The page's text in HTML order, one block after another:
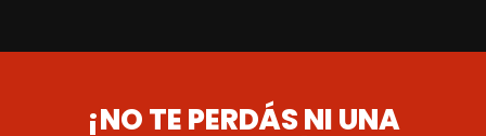
¡NO TE PERDÁS NI UNA